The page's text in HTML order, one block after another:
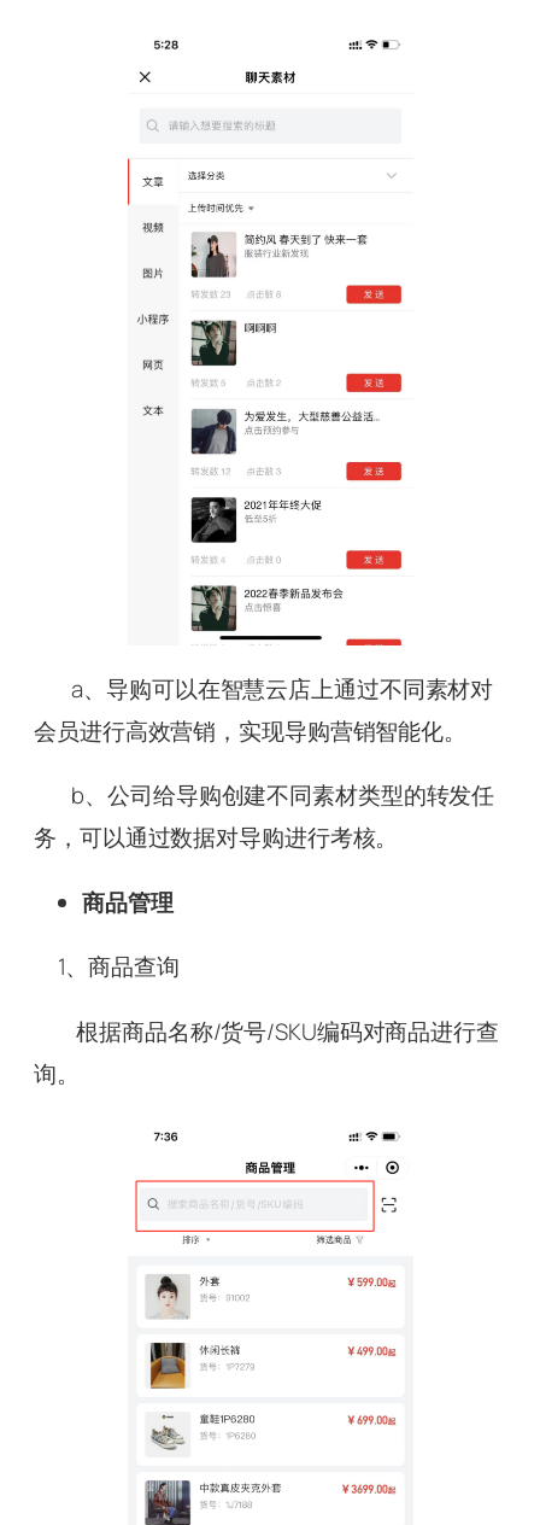
a、导购可以在智慧云店上通过不同素材对
会员进行高效营销，实现导购营销智能化。
b、公司给导购创建不同素材类型的转发任
务，可以通过数据对导购进行考核。
商品管理
1、商品查询
根据商品名称/货号/SKU编码对商品进行查
询。